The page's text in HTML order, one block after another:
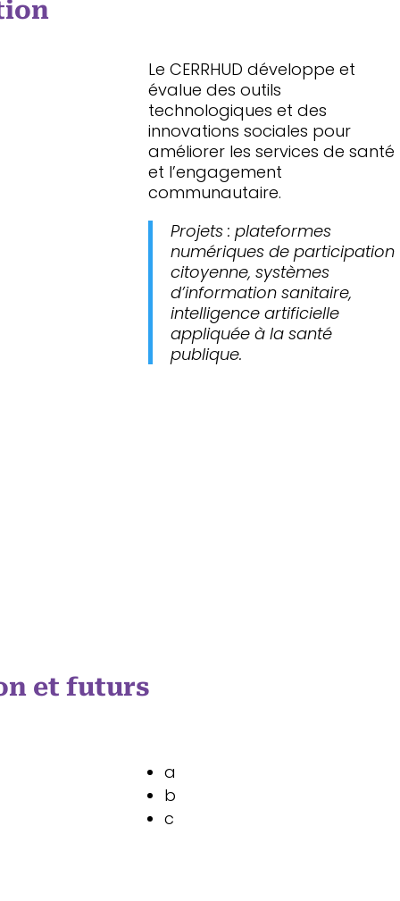
Le CERRHUD développe et
évalue des outils
technologiques et des
innovations sociales pour
améliorer les services de santé
et l’engagement
communautaire.
Projets : plateformes
numériques de participation
citoyenne, systèmes
d’information sanitaire,
intelligence artificielle
appliquée à la santé
publique.
et futurs
a
b
c